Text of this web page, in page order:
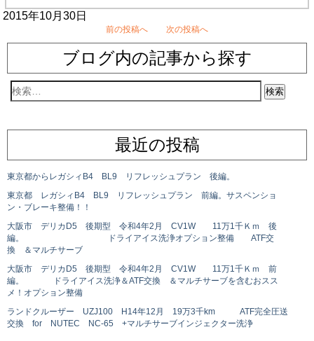
2015年10月30日
前の投稿へ 次の投稿へ
ブログ内の記事から探す
最近の投稿
東京都からレガシィB4 BL9 リフレッシュプラン 後編。
東京都 レガシィB4 BL9 リフレッシュプラン 前編。サスペンショ
ン・ブレーキ整備！！
大阪市 デリカD5 後期型 令和4年2月 CV1W 11万1千Ｋｍ 後
編。 ドライアイス洗浄オプション整備 ATF交
換 ＆マルチサーブ
大阪市 デリカD5 後期型 令和4年2月 CV1W 11万1千Ｋｍ 前
編。 ドライアイス洗浄＆ATF交換 ＆マルチサーブを含むおスス
メ！オプション整備
ランドクルーザー UZJ100 H14年12月 19万3千km ATF完全圧送
交換 for NUTEC NC-65 +マルチサーブインジェクター洗浄